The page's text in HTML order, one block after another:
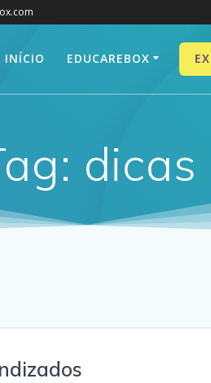
INÍCIO EDUCAREBOX
dicas